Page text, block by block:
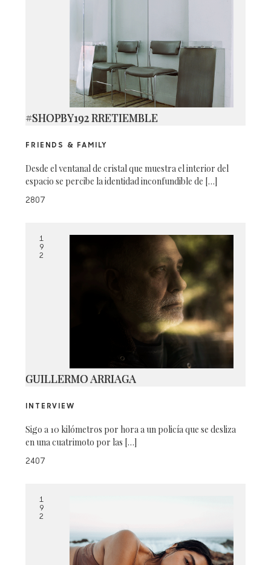
250A1596250A1596
#SHOPBY192 RRETIEMBLE
FRIENDS & FAMILY
Desde el ventanal de cristal que muestra el interior del
espacio se percibe la identidad inconfundible de […]
2807
1
9
2
GUILLERMO ARRIAGA
INTERVIEW
Sigo a 10 kilómetros por hora a un policía que se desliza
en una cuatrimoto por las […]
2407
1
9
2